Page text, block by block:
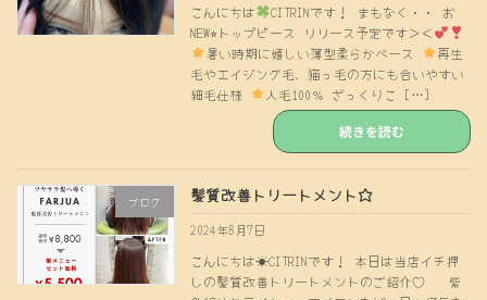
こんにちは
CITRINです！ まもなく・・ お
NEW⭐︎トップピース リリース予定です＞＜
暑い時期に嬉しい薄型柔らかベース
再生
毛やエイジング毛、猫っ毛の方にも合いやすい
細毛仕様
人毛100％ ざっくりこ […]
続きを読む
ブログ 髪質改善トリートメント☆
2024年8月7日
こんにちは☀CITRINです！ 本日は当店イチ押
しの髪質改善トリートメントのご紹介♡ 紫